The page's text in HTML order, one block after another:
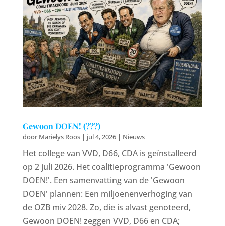
Gewoon DOEN! (???)
doorMarielys Roos| jul 4, 2026| Nieuws
Het college van VVD, D66, CDA is geïnstalleerd
op 2 juli 2026. Het coalitieprogramma 'Gewoon
DOEN!'. Een samenvatting van de 'Gewoon
DOEN' plannen: Een miljoenenverhoging van
de OZB miv 2028. Zo, die is alvast genoteerd,
Gewoon DOEN! zeggen VVD, D66 en CDA;